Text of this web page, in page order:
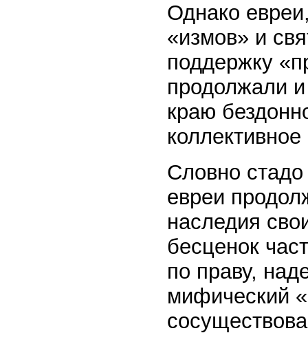
Однако
«измов» и
поддержку
продолжали
краю
Словно
евреи
наследия
бесценок
по праву,
мифический